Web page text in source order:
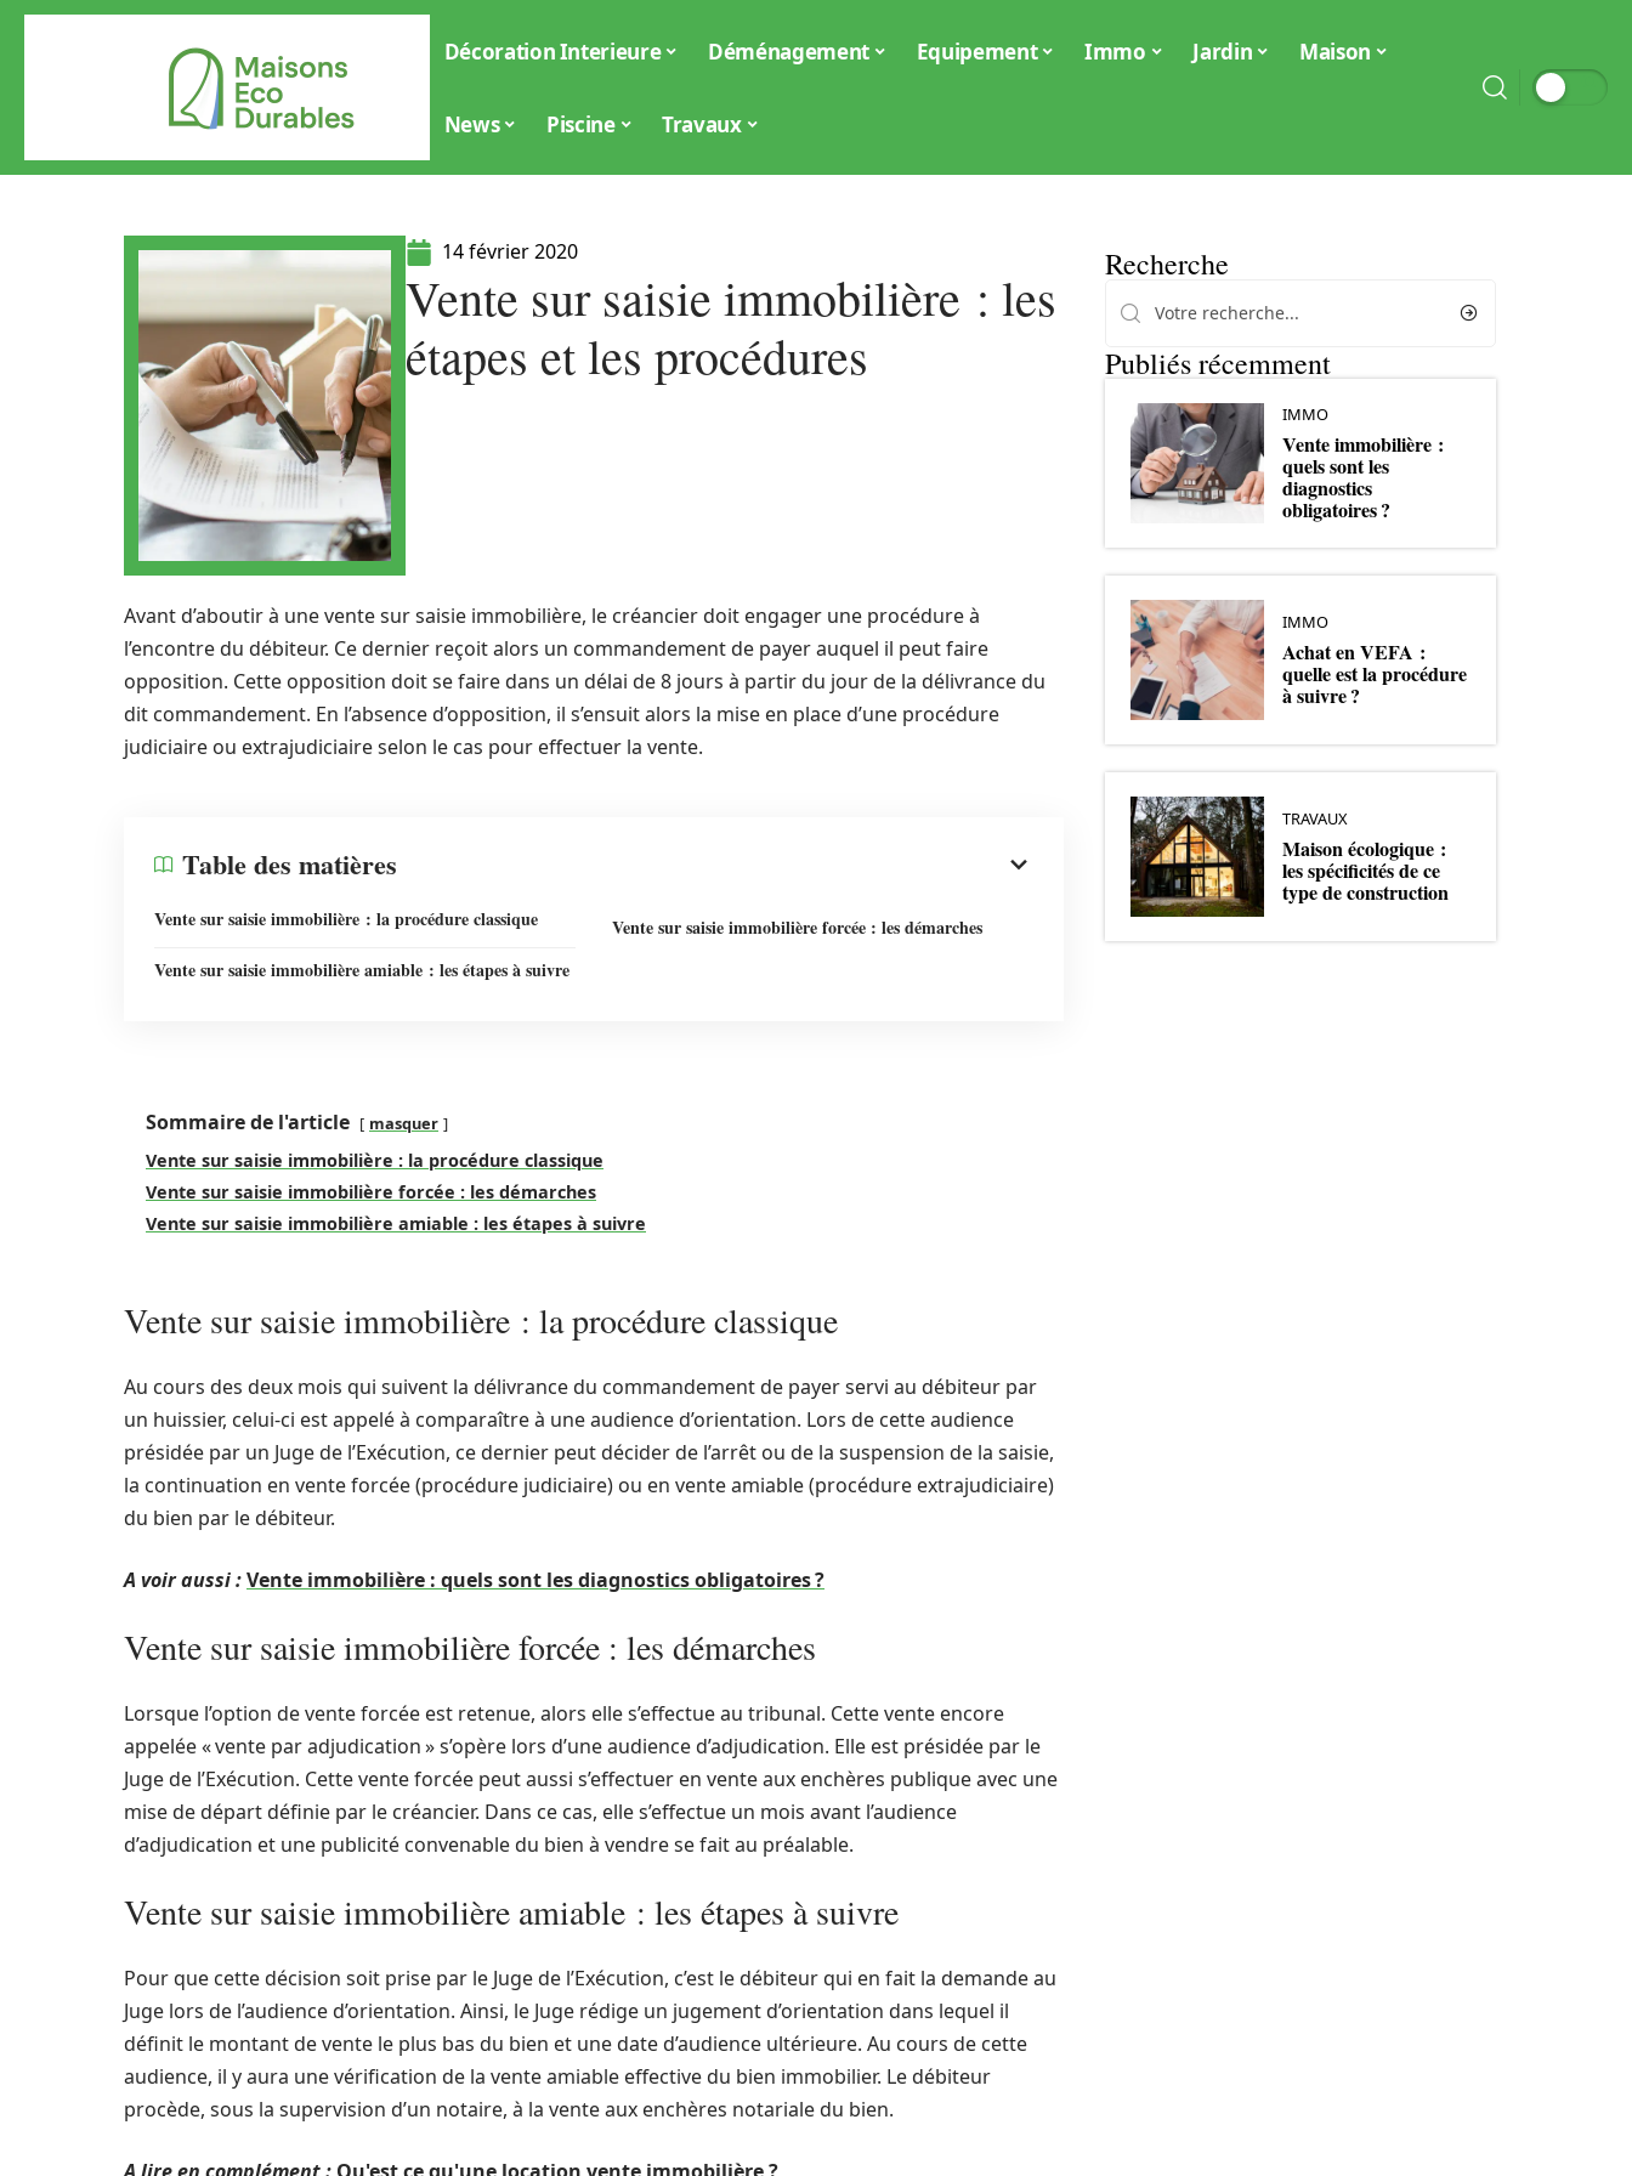
Décoration Interieure Déménagement Equipement Immo Jardin Maison
News Piscine Travaux
14 février 2020
Vente sur saisie immobilière : les
étapes et les procédures
Avant d’aboutir à une vente sur saisie immobilière, le créancier doit engager une procédure à
l’encontre du débiteur. Ce dernier reçoit alors un commandement de payer auquel il peut faire
opposition. Cette opposition doit se faire dans un délai de 8 jours à partir du jour de la délivrance du
dit commandement. En l’absence d’opposition, il s’ensuit alors la mise en place d’une procédure
judiciaire ou extrajudiciaire selon le cas pour effectuer la vente.
Table des matières
Vente sur saisie immobilière : la procédure classique
Vente sur saisie immobilière forcée : les démarches
Vente sur saisie immobilière amiable : les étapes à suivre
Sommaire de l'article masquer
Vente sur saisie immobilière : la procédure classique
Vente sur saisie immobilière forcée : les démarches
Vente sur saisie immobilière amiable : les étapes à suivre
Vente sur saisie immobilière : la procédure classique
Au cours des deux mois qui suivent la délivrance du commandement de payer servi au débiteur par
un huissier, celui-ci est appelé à comparaître à une audience d’orientation. Lors de cette audience
présidée par un Juge de l’Exécution, ce dernier peut décider de l’arrêt ou de la suspension de la saisie,
la continuation en vente forcée (procédure judiciaire) ou en vente amiable (procédure extrajudiciaire)
du bien par le débiteur.
A voir aussi :Vente immobilière : quels sont les diagnostics obligatoires ?
Vente sur saisie immobilière forcée : les démarches
Lorsque l’option de vente forcée est retenue, alors elle s’effectue au tribunal. Cette vente encore
appelée « vente par adjudication » s’opère lors d’une audience d’adjudication. Elle est présidée par le
Juge de l’Exécution. Cette vente forcée peut aussi s’effectuer en vente aux enchères publique avec une
mise de départ définie par le créancier. Dans ce cas, elle s’effectue un mois avant l’audience
d’adjudication et une publicité convenable du bien à vendre se fait au préalable.
Vente sur saisie immobilière amiable : les étapes à suivre
Pour que cette décision soit prise par le Juge de l’Exécution, c’est le débiteur qui en fait la demande au
Juge lors de l’audience d’orientation. Ainsi, le Juge rédige un jugement d’orientation dans lequel il
définit le montant de vente le plus bas du bien et une date d’audience ultérieure. Au cours de cette
audience, il y aura une vérification de la vente amiable effective du bien immobilier. Le débiteur
procède, sous la supervision d’un notaire, à la vente aux enchères notariale du bien.
Recherche
Publiés récemment
IMMO
Vente immobilière :
quels sont les
diagnostics
obligatoires ?
IMMO
Achat en VEFA :
quelle est la procédure
à suivre ?
TRAVAUX
Maison écologique :
les spécificités de ce
type de construction